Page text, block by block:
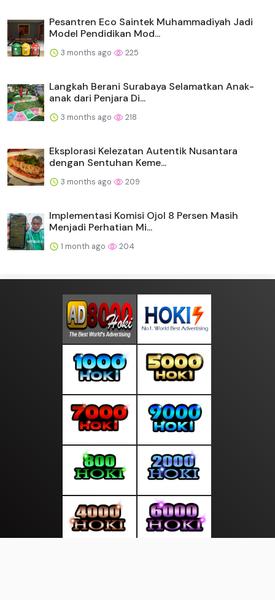
Pesantren Eco Saintek Muhammadiyah Jadi
Model Pendidikan Mod...
3 months ago 225
Langkah Berani Surabaya Selamatkan Anak-
anak dari Penjara Di...
3 months ago 218
Eksplorasi Kelezatan Autentik Nusantara
dengan Sentuhan Keme...
3 months ago 209
Implementasi Komisi Ojol 8 Persen Masih
Menjadi Perhatian Mi...
1 month ago 204